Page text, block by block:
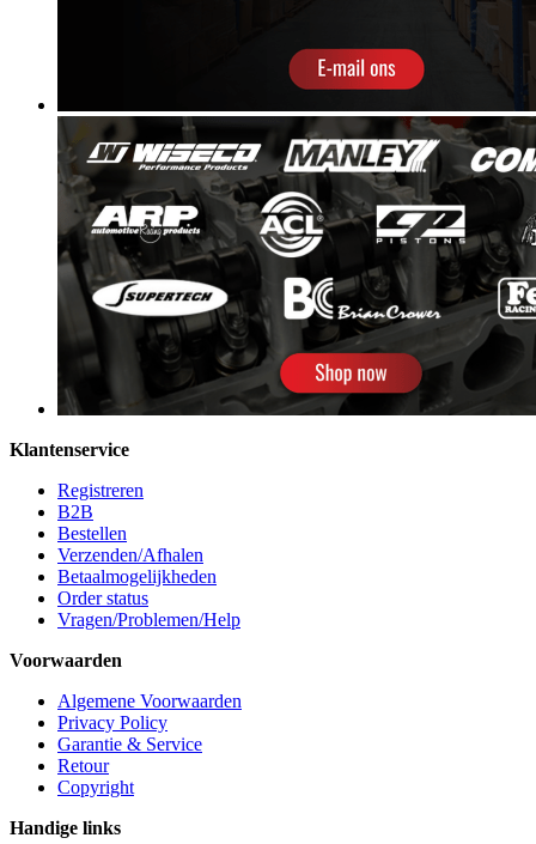
Klantenservice
Registreren
B2B
Bestellen
Verzenden/Afhalen
Betaalmogelijkheden
Order status
Vragen/Problemen/Help
Voorwaarden
Algemene Voorwaarden
Privacy Policy
Garantie & Service
Retour
Copyright
Handige links